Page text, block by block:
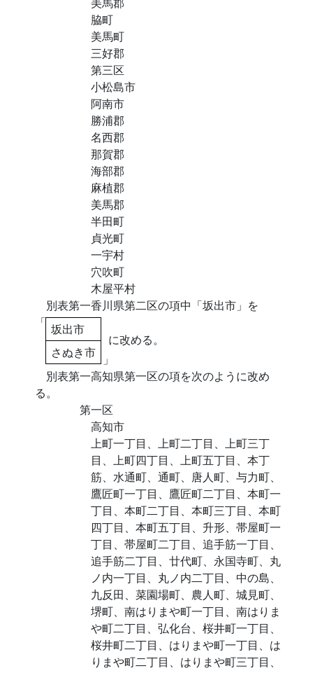
脇町
美馬町
三好郡
第三区
小松島市
阿南市
勝浦郡
名西郡
那賀郡
海部郡
麻植郡
美馬郡
半田町
貞光町
一宇村
穴吹町
木屋平村
別表第一香川県第二区の項中「坂出市」を
「 坂出市
さぬき市
」
に改める。
別表第一高知県第一区の項を次のように改め
る。
第一区
高知市
上町一丁目、上町二丁目、上町三丁
目、上町四丁目、上町五丁目、本丁
筋、水通町、通町、唐人町、与力町、
鷹匠町一丁目、鷹匠町二丁目、本町一
丁目、本町二丁目、本町三丁目、本町
四丁目、本町五丁目、升形、帯屋町一
丁目、帯屋町二丁目、追手筋一丁目、
追手筋二丁目、廿代町、永国寺町、丸
ノ内一丁目、丸ノ内二丁目、中の島、
九反田、菜園場町、農人町、城見町、
堺町、南はりまや町一丁目、南はりま
や町二丁目、弘化台、桜井町一丁目、
桜井町二丁目、はりまや町一丁目、は
りまや町二丁目、はりまや町三丁目、